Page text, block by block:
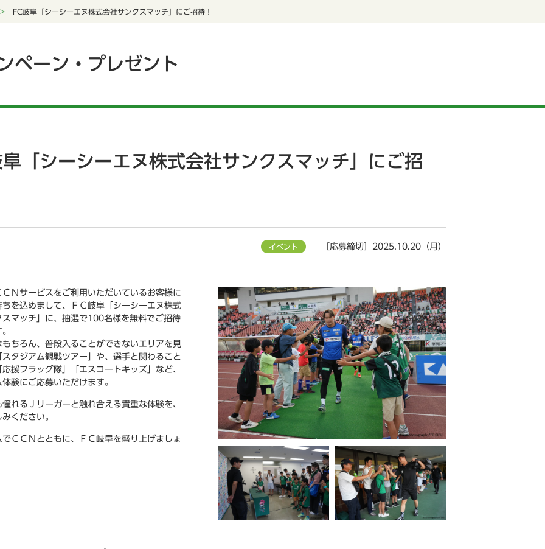
FC岐阜「シーシーエヌ株式会社サンクスマッチ」にご招待！
ペーン・プレゼント
「シーシーエヌ株式会社サンクスマッチ」にご招
イベント ［応募締切］2025.10.20（月）
ＣＮサービスをご利用いただいているお客様に
ちを込めまして、ＦＣ岐阜「シーシーエヌ株式
スマッチ」に、抽選で100名様を無料でご招待
もちろん、普段入ることができないエリアを見
スタジアム観戦ツアー」や、選手と関わること
援フラッグ隊」「エスコートキッズ」など、
験にご応募いただけます。
れるＪリーガーと触れ合える貴重な体験を、
ください。
でＣＣＮとともに、ＦＣ岐阜を盛り上げましょ